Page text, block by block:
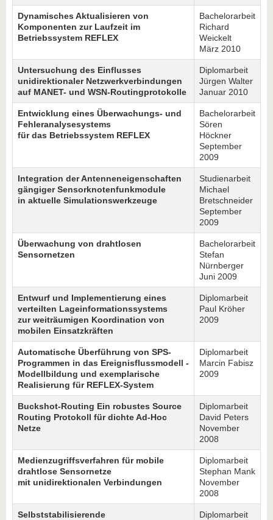
Dynamisches Aktualisieren von
Komponenten zur Laufzeit im
Betriebssystem REFLEX
Bachelorarbeit
Richard
Weickelt
März 2010
Untersuchung des Einflusses
unidirektionaler Netzwerkverbindungen
auf MANET- und WSN-Routingprotokolle
Diplomarbeit
Jürgen Walter
Januar 2010
Entwicklung eines Überwachungs- und
Fehleranalysesystems
für das Betriebssystem REFLEX
Bachelorarbeit
Sören
Höckner
September
2009
Integration der Antenneneigenschaften
gängiger Sensorknotenfunkmodule
in aktuelle Simulationswerkzeuge
Studienarbeit
Michael
Bretschneider
September
2009
Überwachung von drahtlosen
Sensornetzen
Bachelorarbeit
Stefan
Nürnberger
Juni 2009
Entwurf und Implementierung eines
verteilten Lageinformationssystems
zur weiträumigen Koordination von
mobilen Einsatzkräften
Diplomarbeit
Paul Kröher
2009
Automatische Überführung von SPS-
Programmen in das Ereignisflussmodell -
Modellbildung und exemplarische
Realisierung für REFLEX-System
Diplomarbeit
Marcin Fabisz
2009
Buckshot-Routing Ein robustes Source
Routing Protokoll für dichte Ad-Hoc
Netze
Diplomarbeit
David Peters
November
2008
Medienzugriffsverfahren für mobile
drahtlose Sensornetze
mit unidirektionalen Verbindungen
Diplomarbeit
Stephan Mank
November
2008
Selbststabilisierende
Diplomarbeit